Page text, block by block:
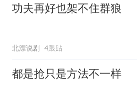
功夫再好也架不住群狼
北漂说剧 4跟贴
都是抢只是方法不一样